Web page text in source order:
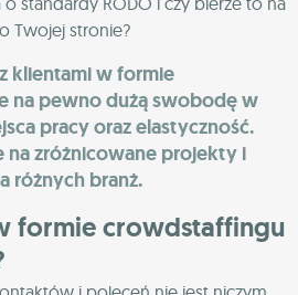
Twojej stronie?
klientami w formie
na pewno dużą swobodę w
pracy oraz elastyczność.
na zróżnicowane projekty i
różnych branż.
formie crowdstaffingu